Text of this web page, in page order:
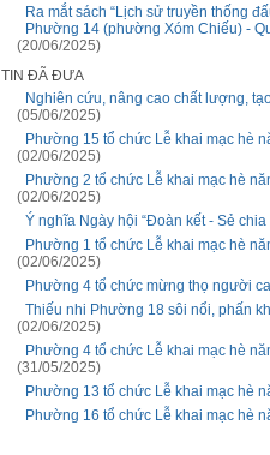
Ra mắt sách “Lịch sử truyền thống
Phường 14 (phường Xóm Chiếu) -
(20/06/2025)
TIN ĐÃ ĐƯA
Nghiên cứu, nâng cao chất lượng,
(05/06/2025)
Phường 15 tổ chức Lễ khai mạc hè
(02/06/2025)
Phường 2 tổ chức Lễ khai mạc hè
(02/06/2025)
Ý nghĩa Ngày hội “Đoàn kết - Sẻ
Phường 1 tổ chức Lễ khai mạc hè
(02/06/2025)
Phường 4 tổ chức mừng thọ người
Thiếu nhi Phường 18 sôi nổi, phấn
(02/06/2025)
Phường 4 tổ chức Lễ khai mạc hè
(31/05/2025)
Phường 13 tổ chức Lễ khai mạc hè
Phường 16 tổ chức Lễ khai mạc hè